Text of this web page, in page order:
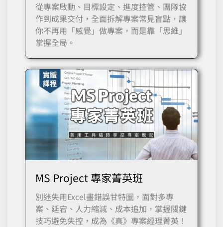
從專案啟動、目標設定、進度控管、團隊協
作到成果交付，全面拆解專案常見盲點，讓
你不再用「感覺」做專案，而是靠「思維」
掌握全局。
MS Project 專家菁英班
別迷失用Excel畫錯誤甘特圖，面對多專
案、延宕、人力縮減、成本追加，掌握關鍵
技巧避免失控，成為《真》專案經理菁英！